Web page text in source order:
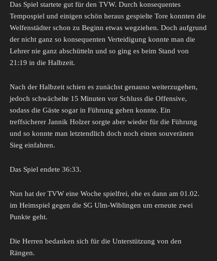
Das Spiel startete gut für den TVW. Durch konsequentes
Tempospiel und einigen schön heraus gespielte Tore konnten die
Welfenstädter schon zu Beginn etwas wegziehen. Doch aufgrund
der nicht ganz so konsequenten Verteidigung konnte man die
Lehrer nie ganz abschütteln und so ging es beim Stand von
21:19 in die Halbzeit.
Nach der Halbzeit schien es zunächst genauso weiterzugehen,
jedoch schwächelte 15 Minuten vor Schluss die Offensive,
sodass die Gäste sogar in Führung gehen konnte. Ein
treffsicherer Jannik Holzer sorgte aber wieder für die Führung
und so konnte man letztendlich doch noch einen souveränen
Sieg einfahren.
Das Spiel endete 36:33.
Nun hat der TVW eine Woche spielfrei, ehe es dann am 01.02.
im Heimspiel gegen die SG Ulm-Wiblingen um erneute zwei
Punkte geht.
Die Herren bedanken sich für die Unterstützung von den
Rängen.